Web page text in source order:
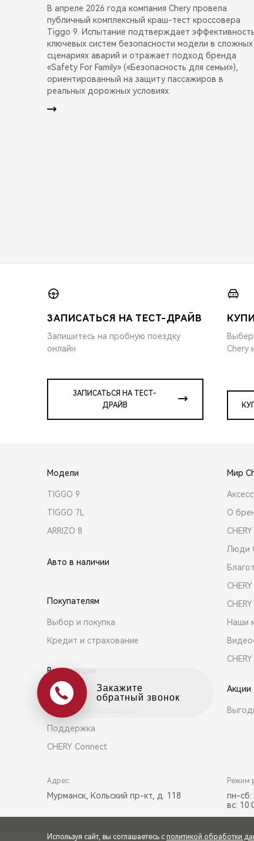
В апреле 2026 года компания Chery провела
публичный комплексный краш-тест кроссовера
Tiggo 9. Испытание подтверждает эффективность
ключевых систем безопасности модели в сложных
сценариях аварий и отражает подход бренда
«Safety For Family» («Безопасность для семьи»),
ориентированный на защиту пассажиров в
реальных дорожных условиях.
ЗАПИСАТЬСЯ НА ТЕСТ-ДРАЙВ
Запишитесь на пробную поездку
онлайн
ЗАПИСАТЬСЯ НА ТЕСТ-
ДРАЙВ
Chery
Модели
TIGGO 9
TIGGO 7L
ARRIZO 8
Авто в наличии
Покупателям
Выбор и покупка
Кредит и страхование
Владельцам
Сервис
Запчасти и аксессуары
Поддержка
CHERY Connect
Мир
О
Люди
Наши
Акции
Адрес:
Мурманск, Кольский пр-кт, д. 118
Режим
пн-сб:
вс:
Используя сайт, вы соглашаетесь с политикой обработки
Оцените свой авто
в обмен на новый